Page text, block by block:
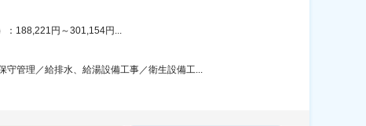
：188,221円～301,154円...
守管理／給排水、給湯設備工事／衛生設備工...